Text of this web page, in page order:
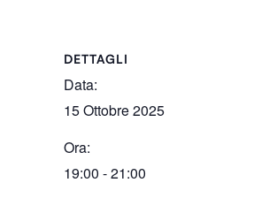
DETTAGLI
Data:
15 Ottobre 2025
Ora:
19:00 - 21:00